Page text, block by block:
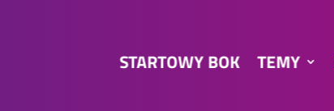
STARTOWY BOK TEMY